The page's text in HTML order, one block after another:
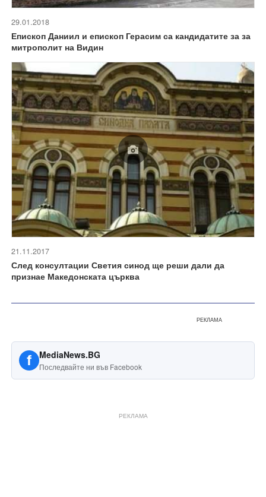
29.01.2018
Епископ Даниил и епископ Герасим са кандидатите за за
митрополит на Видин
21.11.2017
След консултации Светия синод ще реши дали да
признае Македонската църква
РЕКЛАМА
f MediaNews.BG
Последвайте ни във Facebook
РЕКЛАМА